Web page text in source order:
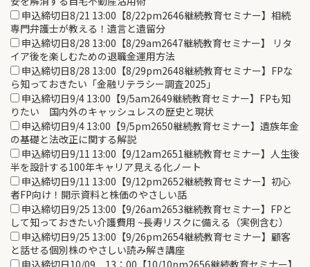
申込締切日8/21 13:00【8/22pm2646継続教育セミナー】相続
専門弁護士が教える！遺言と遺留分
申込締切日8/28 13:00【8/29am2647継続教育セミナー】 リタ
イア後を楽しむための退職金運用方法
申込締切日8/28 13:00【8/29pm2648継続教育セミナー】FPな
ら知っておきたい「金融リテラシー調査2025」
申込締切日9/4 13:00【9/5am2649継続教育セミナー】FPも知
りたい 国内外のキャッシュレスの歴史と現状
申込締切日9/4 13:00【9/5pm2650継続教育セミナー】遺族年金
の基礎と法改正に関する解説
申込締切日9/11 13:00【9/12am2651継続教育セミナー】人生後
半を設計する100年キャリア見える化ノート
申込締切日9/11 13:00【9/12pm2652継続教育セミナー】初心
者FP向け！開示資料と株価のやさしい話
申込締切日9/25 13:00【9/26am2653継続教育セミナー】FPと
して知っておきたい介護費用 ~長寿リスクに備える（実例含む）
申込締切日9/25 13:00【9/26pm2654継続教育セミナー】顧客
と話せる個別株のやさしい読み解き講座
申込締切日10/09 13：00【10/10pm2656継続教育セミナー】